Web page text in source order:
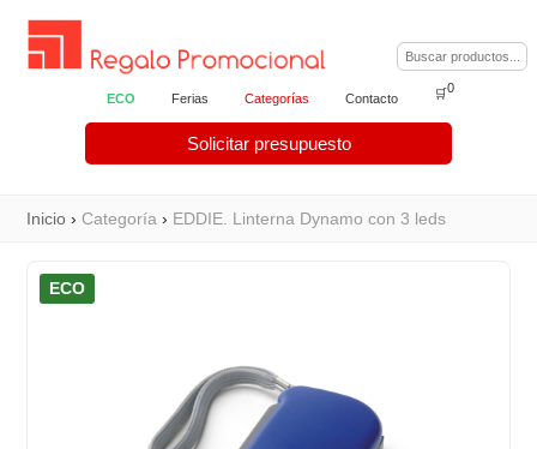
ECO Ferias Categorías Contacto
Solicitar presupuesto
🛒0
Inicio ›Categoría › EDDIE. Linterna Dynamo con 3 leds
ECO